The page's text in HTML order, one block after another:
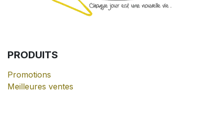
PRODUITS
Promotions
Meilleures ventes